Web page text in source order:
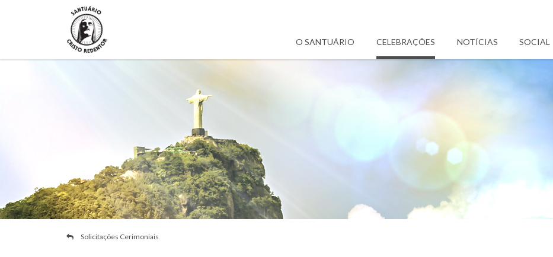
O SANTUÁRIO CELEBRAÇÕES NOTÍCIAS SOCIAL
Solicitações Cerimoniais